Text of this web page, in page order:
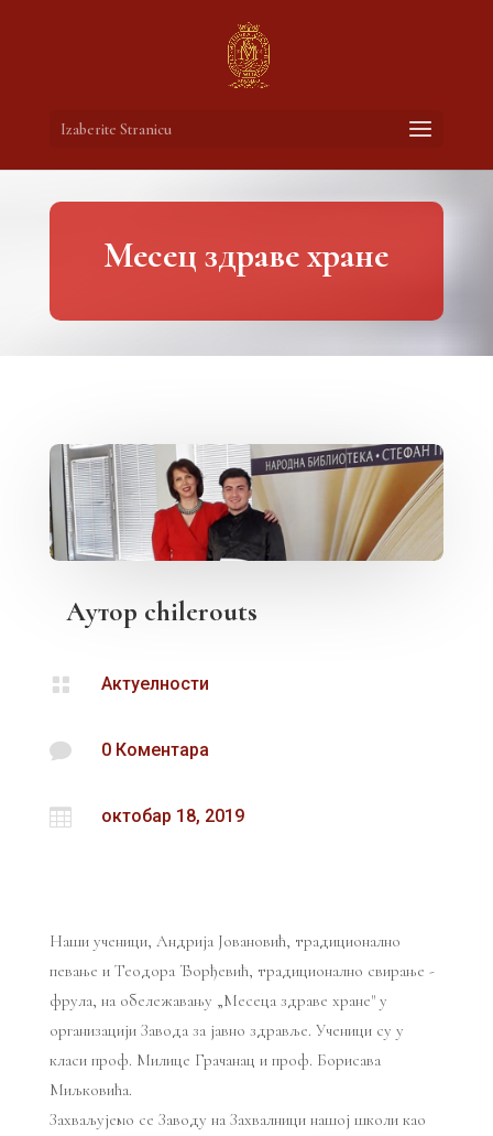
Izaberite Stranicu
Месец здраве хране
Аутор chilerouts
 Актуелности
 0 Коментара
 октобар 18, 2019
Наши ученици, Андрија Јовановић, традиционално
певање и Теодора Ђорђевић, традиционално свирање -
фрула, на обележавању „Месеца здраве хране" у
организацији Завода за јавно здравље. Ученици су у
класи проф. Милице Грачанац и проф. Борисава
Миљковића.
Захваљујемо се Заводу на Захвалници нашој школи као